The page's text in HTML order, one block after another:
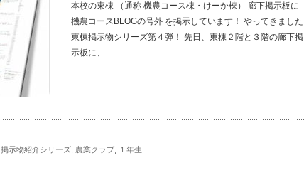
本校の東棟 （通称 機農コース棟・けーか棟） 廊下掲示板に
機農コースBLOGの号外 を掲示しています！ やってきました
東棟掲示物シリーズ第４弾！ 先日、東棟２階と３階の廊下掲
示板に、…
掲示物紹介シリーズ 農業クラブ １年生